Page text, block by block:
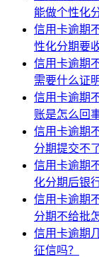
能做个性化
信用卡逾期
性化分期要
信用卡逾期
需要什么证
信用卡逾期
账是怎么回
信用卡逾期
分期提交不
信用卡逾期
化分期后银
信用卡逾期
分期不给批
信用卡逾期
征信吗？